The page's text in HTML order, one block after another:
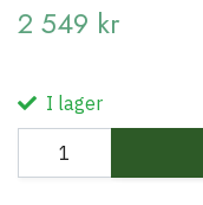
2 549 kr
I lager